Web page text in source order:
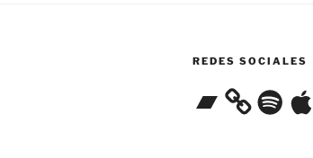
REDES SOCIALES
Bandcamp SpotifyApple